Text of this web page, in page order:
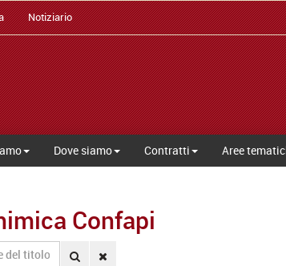
Notiziario
Dove siamo Contratti Aree
Confapi